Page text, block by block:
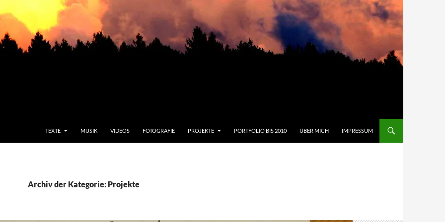
TEXTE MUSIK VIDEOS FOTOGRAFIE PROJEKTE PORTFOLIO BIS 2010 ÜBER MICH IMPRESSUM
Archiv der Kategorie: Projekte